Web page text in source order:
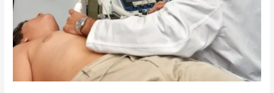
el
diagnòstic
mèdic